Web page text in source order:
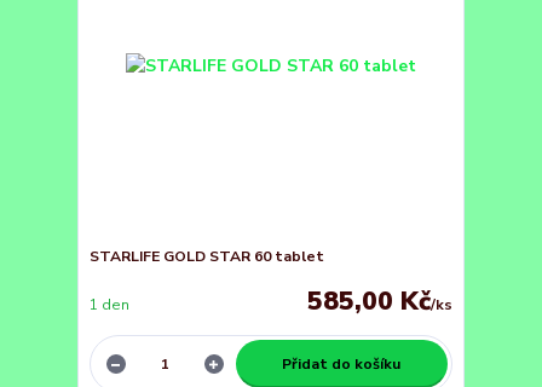
STARLIFE GOLD STAR 60 tablet
585,00 Kč/ks
1 den
Přidat do košíku